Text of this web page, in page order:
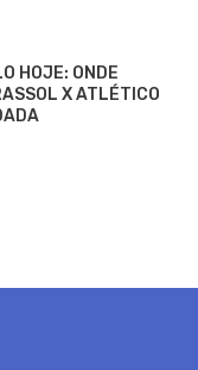
HOJE: ONDE
X ATLÉTICO